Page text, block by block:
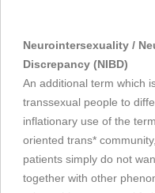
Neurointersexuality /
Discrepancy (NIBD)
An additional term which
transsexual people to
inflationary use of the
oriented trans*
patients simply do not
together with other